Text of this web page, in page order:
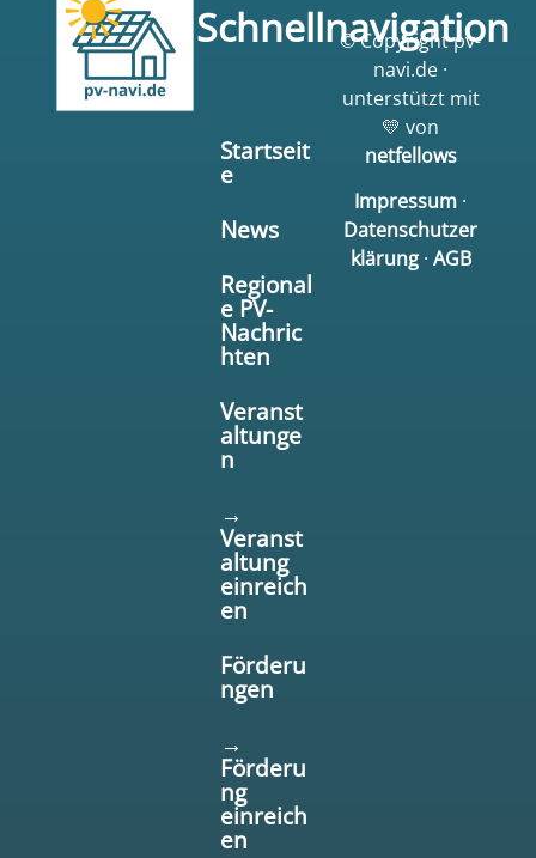
Schnellnavigation
Startseit
e
News
Regional
e PV-
Nachric
hten
Veranst
altunge
n
→
Veranst
altung
einreich
en
Förderu
ngen
→
Förderu
ng
einreich
en
© Copyright pv-
navi.de ·
unterstützt mit
💛 von
netfellows
Impressum ·
Datenschutzer
klärung· AGB